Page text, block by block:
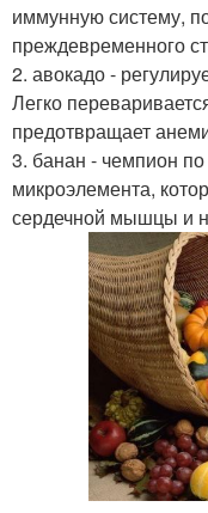
иммунную систему,
преждевременного
2. авокадо -
Легко
предотвращает
3. банан - чемпион
микроэлемента,
сердечной мышцы и